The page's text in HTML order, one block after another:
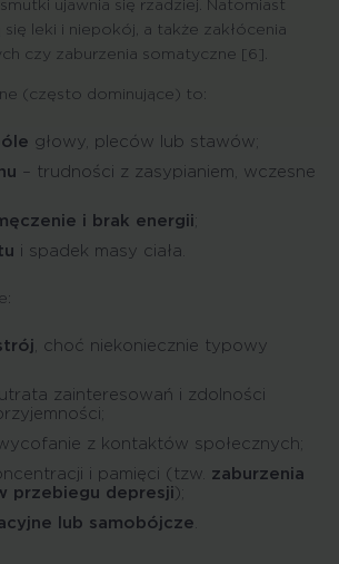
ujawnia się rzadziej. Natomiast
się leki i niepokój, a także zakłócenia
czy zaburzenia somatyczne [6].
(często dominujące) to:
głowy, pleców lub stawów;
– trudności z zasypianiem, wczesne
i brak energii;
i spadek masy ciała.
, choć niekoniecznie typowy
zainteresowań i zdolności
z kontaktów społecznych;
i pamięci (tzw. zaburzenia
przebiegu depresji );
lub samobójcze.